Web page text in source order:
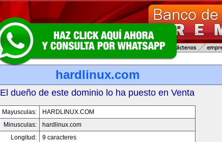
hardlinux.com
El dueño de este dominio lo ha puesto en Venta
Mayusculas:
HARDLINUX.COM
Minusculas:
hardlinux.com
Longitud:
9 caracteres